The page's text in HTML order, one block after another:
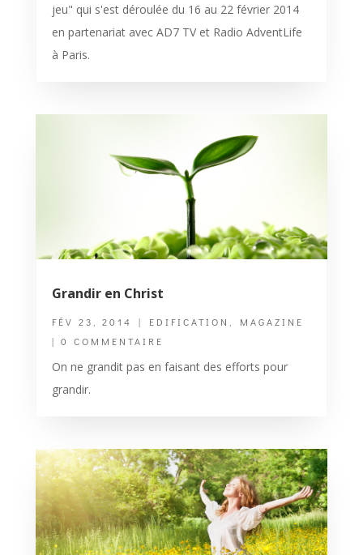
jeu" qui s'est déroulée du 16 au 22 février 2014
en partenariat avec AD7 TV et Radio AdventLife
à Paris.
Grandir en Christ
FÉV 23, 2014 | EDIFICATION
MAGAZINE
| 0 COMMENTAIRE
On ne grandit pas en faisant des efforts pour
grandir.